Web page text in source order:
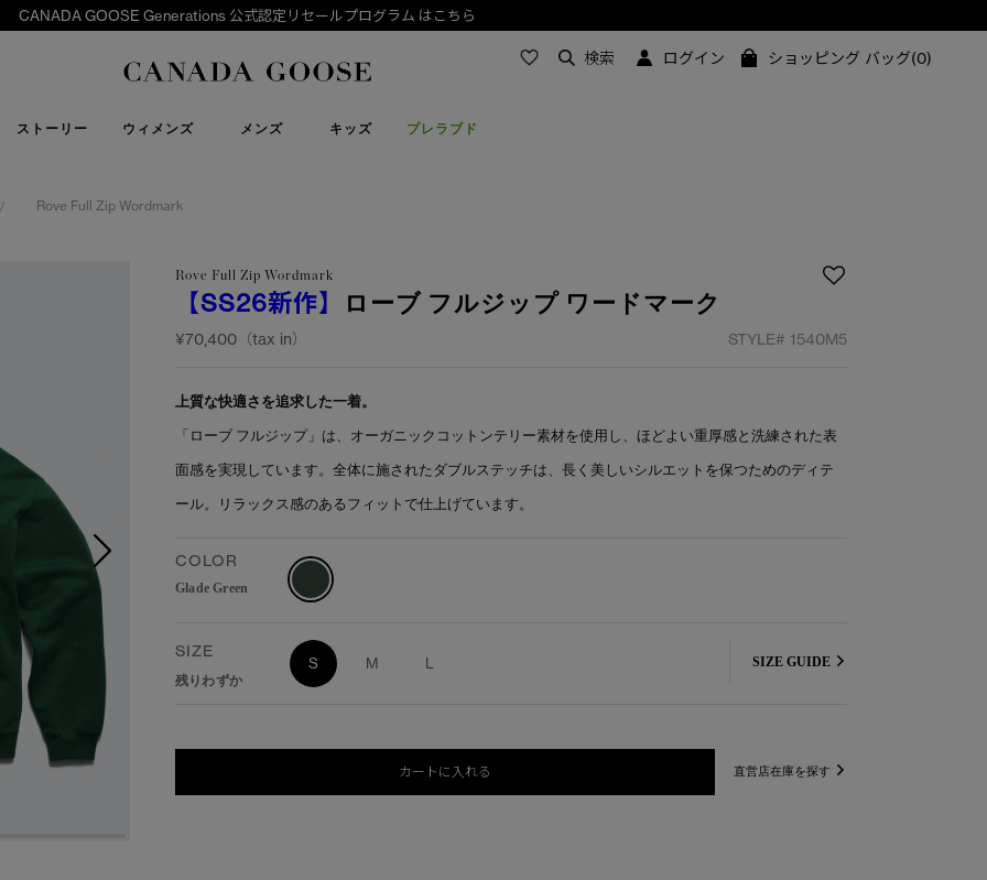
CANADA GOOSE Generations 公式認定リセールプログラム はこちら
Canada Goose
ストーリー ウィメンズ メンズ キッズ プレラブド
下取り申請 検索 ログイン ショッピング バッグ(0)
/ Rove Full Zip Wordmark
Rove Full Zip Wordmark
【SS26新作】 ローブ フルジップ ワードマーク
¥70,400（tax in） STYLE# 1540M5
上質な快適さを追求した一着。
「ローブ フルジップ」は、オーガニックコットンテリー素材を使用し、ほどよい重厚感と洗練された表
面感を実現しています。全体に施されたダブルステッチは、長く美しいシルエットを保つためのディテ
ール。リラックス感のあるフィットで仕上げています。
COLOR
Glade Green
SIZE
残りわずか
S M L SIZE GUIDE
カートに入れる 直営店在庫を探す